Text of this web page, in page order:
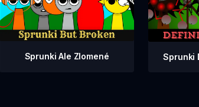
Sprunki Ale Zlomené Sprunki